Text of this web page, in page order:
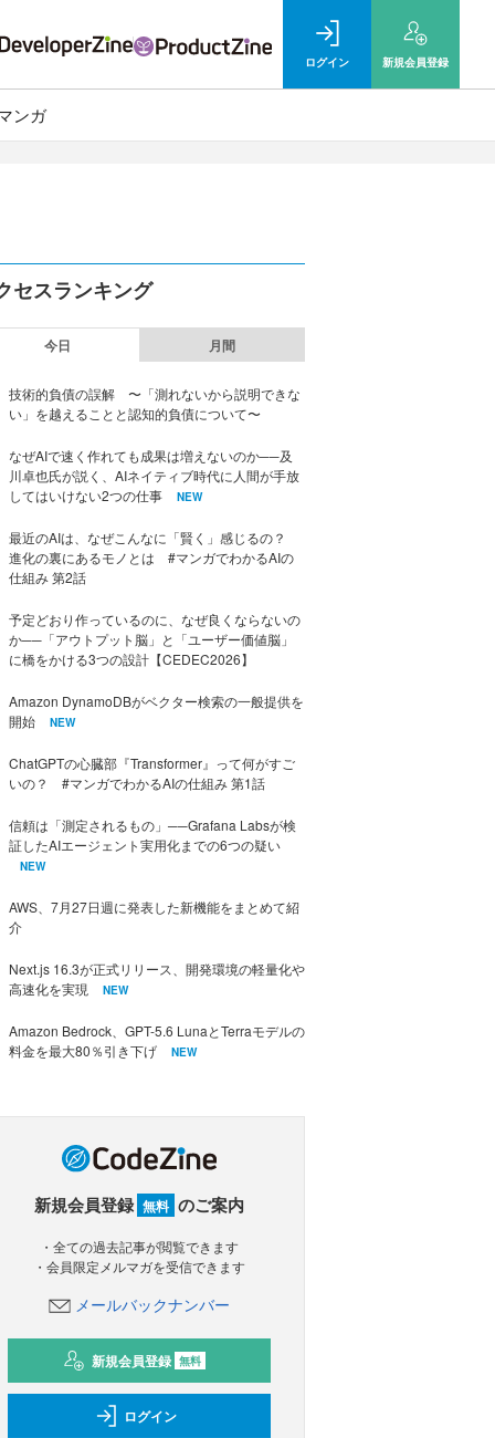
ログイン 新規会員登録
ンガ
セスランキング
今日 月間
技術的負債の誤解 〜「測れないから説明できな
い」を越えることと認知的負債について〜
なぜAIで速く作れても成果は増えないのか──及
川卓也氏が説く、AIネイティブ時代に人間が手放
してはいけない2つの仕事
NEW
最近のAIは、なぜこんなに「賢く」感じるの？
進化の裏にあるモノとは #マンガでわかるAIの
仕組み 第2話
予定どおり作っているのに、なぜ良くならないの
か──「アウトプット脳」と「ユーザー価値脳」
に橋をかける3つの設計【CEDEC2026】
Amazon DynamoDBがベクター検索の一般提供を
開始
NEW
ChatGPTの心臓部『Transformer』って何がすご
いの？ #マンガでわかるAIの仕組み 第1話
信頼は「測定されるもの」──Grafana Labsが検
証したAIエージェント実用化までの6つの疑い
NEW
AWS、7月27日週に発表した新機能をまとめて紹
介
Next.js 16.3が正式リリース、開発環境の軽量化や
高速化を実現
NEW
Amazon Bedrock、GPT-5.6 LunaとTerraモデルの
料金を最大80％引き下げ
NEW
新規会員登録 無料 のご案内
・全ての過去記事が閲覧できます
・会員限定メルマガを受信できます
メールバックナンバー
新規会員登録 無料
ログイン